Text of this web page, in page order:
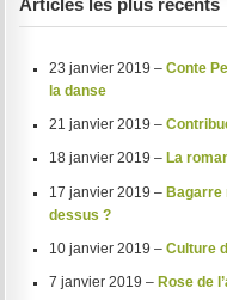
23 janvier 2019 – Conte
la danse
21 janvier 2019 –
18 janvier 2019 – La
17 janvier 2019 – Bagarre
dessus ?
10 janvier 2019 – Culture
7 janvier 2019 – Rose de